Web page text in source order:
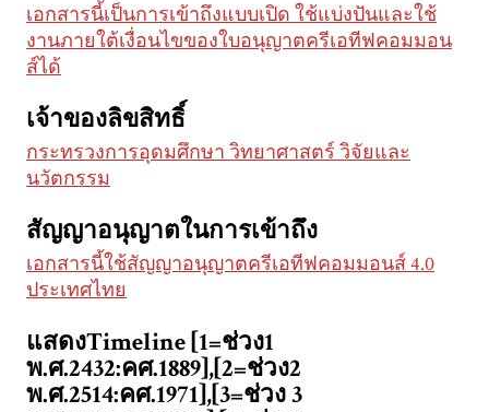
เอกสารนี้เป็นการเข้าถึงแบบเปิด ใช้แบ่งปันและใช้
งานภายใต้เงื่อนไขของใบอนุญาตครีเอทีฟคอมมอน
ส์ได้
เจ้าของลิขสิทธิ์
กระทรวงการอุดมศึกษา วิทยาศาสตร์ วิจัยและ
นวัตกรรม
สัญญาอนุญาตในการเข้าถึง
เอกสารนี้ใช้สัญญาอนุญาตครีเอทีฟคอมมอนส์ 4.0
ประเทศไทย
แสดงTimeline [1=ช่วง1
พ.ศ.2432:คศ.1889],[2=ช่วง2
พ.ศ.2514:คศ.1971],[3=ช่วง 3